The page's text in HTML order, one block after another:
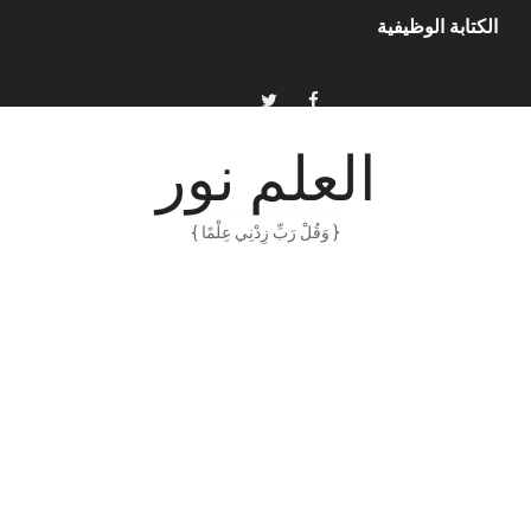
العقل سلاح ذو حدينالعلم نور
{ وَقُلْ رَبِّ زِدْنِي عِلْمًا }